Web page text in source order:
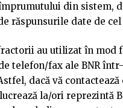
din sistem,
răspunsurile date de
au utilizat în mod
telefon/fax ale BNR
dacă vă contactează
la/ori reprezintă